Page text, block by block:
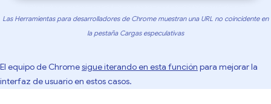
Las Herramientas para desarrolladores de Chrome muestran una URL no coincidente en
la pestaña Cargas especulativas
El equipo de Chromesigue iterando en esta función para mejorar la
interfaz de usuario en estos casos.